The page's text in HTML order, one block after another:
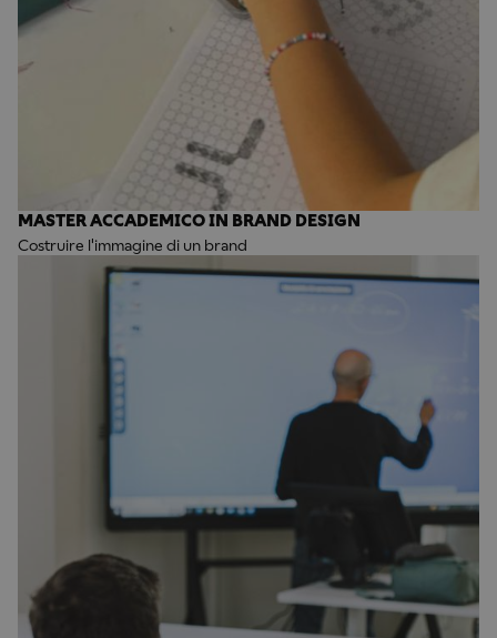
MASTER ACCADEMICO IN BRAND DESIGN
Costruire l'immagine di un brand